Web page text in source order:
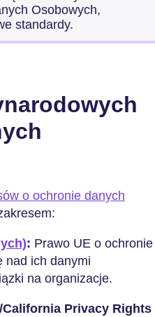
Osobowych,
standardy.
o ochronie danych
: Prawo UE o ochronie
nad ich danymi
na organizacje.
Privacy Rights